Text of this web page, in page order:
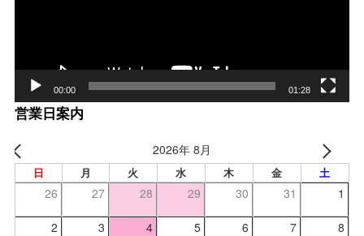
00:00 01:28
営業日案内
2026年 8月
日 月 火 水 木 金 土
26 27 28 29 30 31 1
2 3 4 5 6 7 8